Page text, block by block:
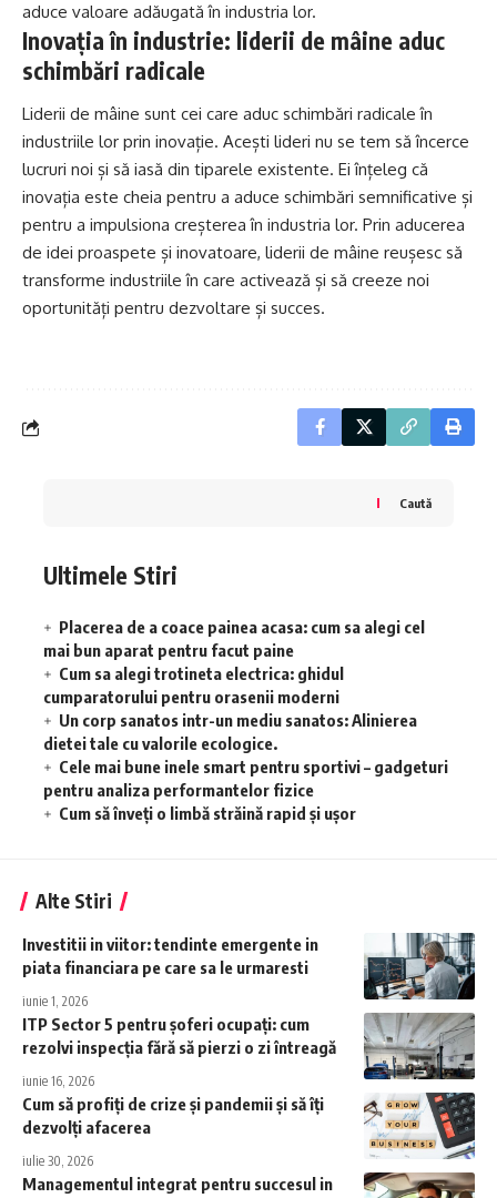
aduce valoare adăugată în industria lor.
Inovația în industrie: liderii de mâine aduc
schimbări radicale
Liderii de mâine sunt cei care aduc schimbări radicale în
industriile lor prin inovație. Acești lideri nu se tem să încerce
lucruri noi și să iasă din tiparele existente. Ei înțeleg că
inovația este cheia pentru a aduce schimbări semnificative și
pentru a impulsiona creșterea în industria lor. Prin aducerea
de idei proaspete și inovatoare, liderii de mâine reușesc să
transforme industriile în care activează și să creeze noi
oportunități pentru dezvoltare și succes.
Caută
Ultimele Stiri
Placerea de a coace painea acasa: cum sa alegi cel
mai bun aparat pentru facut paine
Cum sa alegi trotineta electrica: ghidul
cumparatorului pentru orasenii moderni
Un corp sanatos intr-un mediu sanatos: Alinierea
dietei tale cu valorile ecologice.
Cele mai bune inele smart pentru sportivi – gadgeturi
pentru analiza performantelor fizice
Cum să înveţi o limbă străină rapid şi uşor
Alte Stiri
Investitii in viitor: tendinte emergente in
piata financiara pe care sa le urmaresti
iunie 1, 2026
ITP Sector 5 pentru șoferi ocupați: cum
rezolvi inspecția fără să pierzi o zi întreagă
iunie 16, 2026
Cum să profiți de crize și pandemii și să îți
dezvolți afacerea
iulie 30, 2026
Managementul integrat pentru succesul in